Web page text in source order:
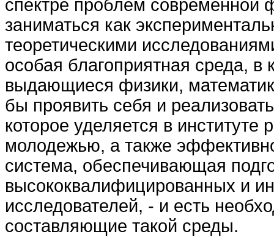
спектре проблем современной
заниматься как
теоретическими
особая благоприятная среда, в
выдающиеся физики,
бы проявить себя и
которое уделяется в институте
молодежью, а также
система, обеспечивающая
высококвалифицированных и
исследователей, - и есть
составляющие такой среды.